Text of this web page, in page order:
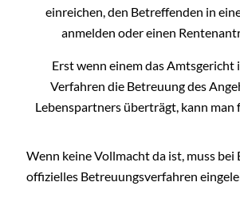
einreichen, den Betreffenden in
anmelden oder einen
Erst wenn einem das Amtsgericht
Verfahren die Betreuung des
Lebenspartners überträgt, kann man
Wenn keine Vollmacht da ist, muss bei
offizielles Betreuungsverfahren